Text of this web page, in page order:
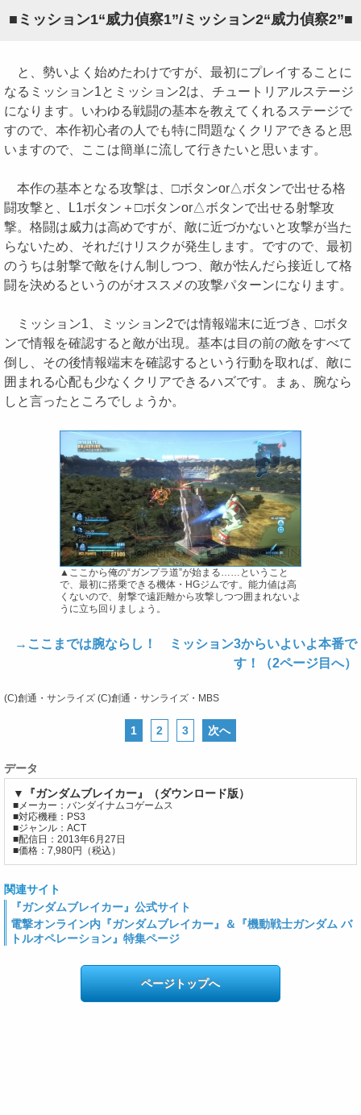
■ミッション1“威力偵察1”/ミッション2“威力偵察2”■
と、勢いよく始めたわけですが、最初にプレイすることに
なるミッション1とミッション2は、チュートリアルステージ
になります。いわゆる戦闘の基本を教えてくれるステージで
すので、本作初心者の人でも特に問題なくクリアできると思
いますので、ここは簡単に流して行きたいと思います。
本作の基本となる攻撃は、□ボタンor△ボタンで出せる格
闘攻撃と、L1ボタン＋□ボタンor△ボタンで出せる射撃攻
撃。格闘は威力は高めですが、敵に近づかないと攻撃が当た
らないため、それだけリスクが発生します。ですので、最初
のうちは射撃で敵をけん制しつつ、敵が怯んだら接近して格
闘を決めるというのがオススメの攻撃パターンになります。
ミッション1、ミッション2では情報端末に近づき、□ボタ
ンで情報を確認すると敵が出現。基本は目の前の敵をすべて
倒し、その後情報端末を確認するという行動を取れば、敵に
囲まれる心配も少なくクリアできるハズです。まぁ、腕なら
しと言ったところでしょうか。
▲ここから俺の“ガンプラ道”が始まる……ということ
で、最初に搭乗できる機体・HGジムです。能力値は高
くないので、射撃で遠距離から攻撃しつつ囲まれないよ
うに立ち回りましょう。
→ここまでは腕ならし！ ミッション3からいよいよ本番で
す！（2ページ目へ）
(C)創通・サンライズ (C)創通・サンライズ・MBS
1 2 3 次へ
データ
▼『ガンダムブレイカー』（ダウンロード版）
■メーカー：バンダイナムコゲームス
■対応機種：PS3
■ジャンル：ACT
■配信日：2013年6月27日
■価格：7,980円（税込）
関連サイト
『ガンダムブレイカー』公式サイト
電撃オンライン内『ガンダムブレイカー』＆『機動戦士ガンダム バ
トルオペレーション』特集ページ
ページトップへ